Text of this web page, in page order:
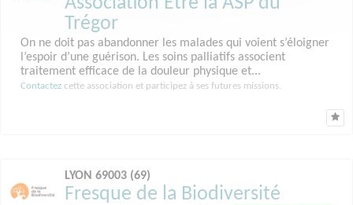
Trégor
On ne doit pas abandonner les malades qui voient s’éloigner
l’espoir d’une guérison. Les soins palliatifs associent
traitement efficace de la douleur physique et...
Contactez cette association et participez à ses futures missions.
LYON 69003 (69)
Fresque de la Biodiversité